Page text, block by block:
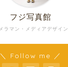
ラマン・メディアデザイン
フジ写真館
＼ Follow me ／